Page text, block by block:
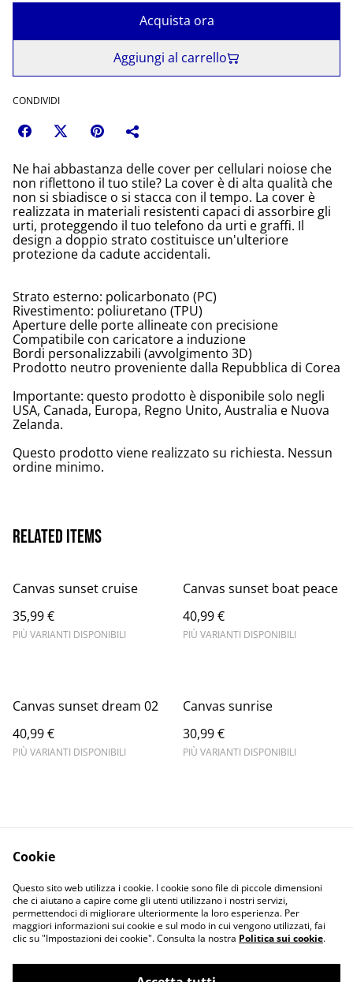
Acquista ora
Aggiungi al carrello
CONDIVIDI
Ne hai abbastanza delle cover per cellulari noiose che
non riflettono il tuo stile? La cover è di alta qualità che
non si sbiadisce o si stacca con il tempo. La cover è
realizzata in materiali resistenti capaci di assorbire gli
urti, proteggendo il tuo telefono da urti e graffi. Il
design a doppio strato costituisce un'ulteriore
protezione da cadute accidentali.
Strato esterno: policarbonato (PC)
Rivestimento: poliuretano (TPU)
Aperture delle porte allineate con precisione
Compatibile con caricatore a induzione
Bordi personalizzabili (avvolgimento 3D)
Prodotto neutro proveniente dalla Repubblica di Corea
Importante: questo prodotto è disponibile solo negli
USA, Canada, Europa, Regno Unito, Australia e Nuova
Zelanda.
Questo prodotto viene realizzato su richiesta. Nessun
ordine minimo.
Related items
Canvas sunset cruise
35,99 €
PIÙ VARIANTI DISPONIBILI
Canvas sunset boat peace
40,99 €
PIÙ VARIANTI DISPONIBILI
Canvas sunset dream 02
40,99 €
PIÙ VARIANTI DISPONIBILI
Canvas sunrise
30,99 €
PIÙ VARIANTI DISPONIBILI
Informativa sulla
privacy
Terms and
conditions
Cookie
Questo sito web utilizza i cookie. I cookie sono file di piccole dimensioni
che ci aiutano a capire come gli utenti utilizzano i nostri servizi,
permettendoci di migliorare ulteriormente la loro esperienza. Per
maggiori informazioni sui cookie e sul modo in cui vengono utilizzati, fai
clic su "Impostazioni dei cookie". Consulta la nostra Politica sui cookie.